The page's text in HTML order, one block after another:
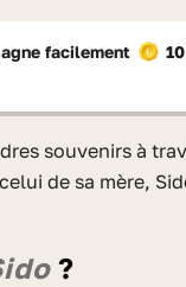
facilement
de sa mère,
?